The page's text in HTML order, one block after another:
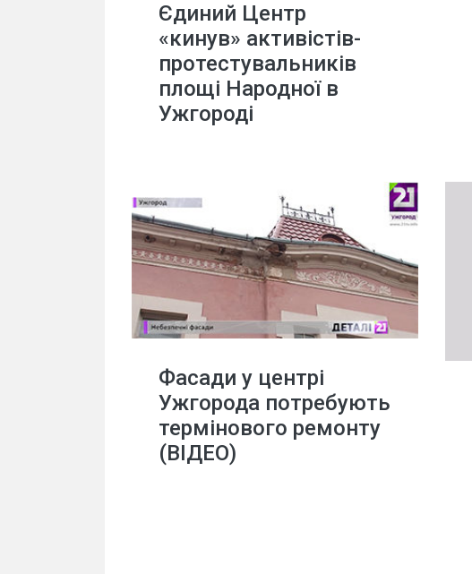
Єдиний Центр
«кинув» активістів-
протестувальників
площі Народної в
Ужгороді
Фасади у центрі
Ужгорода потребують
термінового ремонту
(ВІДЕО)